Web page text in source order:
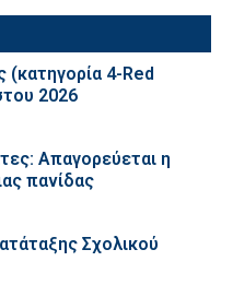
(κατηγορία 4-Red
2026
Απαγορεύεται η
πανίδας
Σχολικού